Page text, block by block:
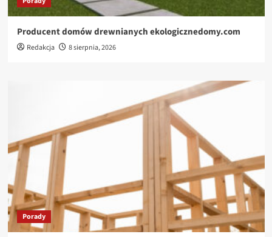
Producent domów drewnianych ekologicznedomy.com
Redakcja 8 sierpnia, 2026
Porady